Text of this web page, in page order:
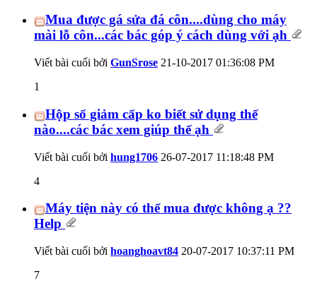
Mua được gá sửa đá côn....dùng cho máy
mài lỗ côn...các bác góp ý cách dùng với ạh
Viết bài cuối bởi GunSrose 21-10-2017 01:36:08 PM
1
Hộp số giảm cấp ko biết sử dụng thế
nào....các bác xem giúp thế ạh
Viết bài cuối bởi hung1706 26-07-2017 11:18:48 PM
4
Máy tiện này có thể mua được không ạ ??
Help
Viết bài cuối bởi hoanghoavt84 20-07-2017 10:37:11 PM
7